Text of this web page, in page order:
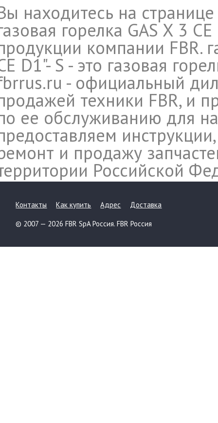
находитесь на
горелка GAS X 3
компании FBR.
D1"- S - это газовая
- официальный
техники FBR, и
ее обслуживанию для
и продажу
Российской
Контакты Как купить Адрес Доставка
© 2007 — 2026 FBR SpA Россия. FBR Россия